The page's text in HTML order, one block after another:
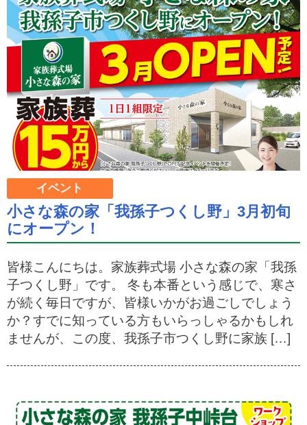
イベント
小さな森の家「我孫子つくし野」3月初旬
にオープン！
皆様こんにちは。家族葬式場 小さな森の家「我孫
子つくし野」です。 冬も本番という感じで、寒さ
が続く毎日ですが、皆様いかがお過ごしでしょう
か？すでに知っている方もいらっしゃるかもしれ
ませんが、この度、我孫子市つくし野に家族 […]